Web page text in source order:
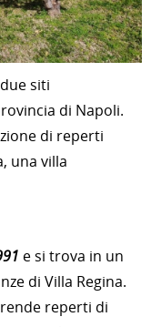
siti
di Napoli.
di reperti
una villa
e si trova in un
di Villa Regina.
reperti di